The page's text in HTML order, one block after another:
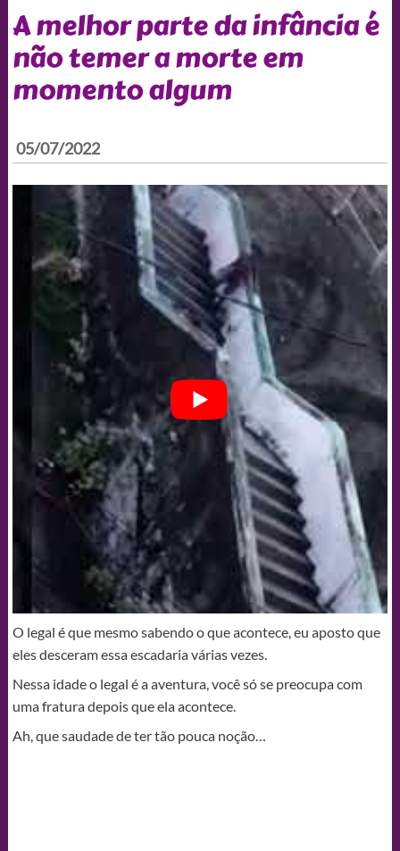
A melhor parte da infância é
não temer a morte em
momento algum
05/07/2022
O legal é que mesmo sabendo o que acontece, eu aposto que
eles desceram essa escadaria várias vezes.
Nessa idade o legal é a aventura, você só se preocupa com
uma fratura depois que ela acontece.
Ah, que saudade de ter tão pouca noção…